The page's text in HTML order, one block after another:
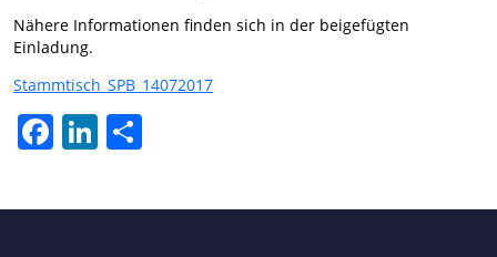
Nähere Informationen finden sich in der beigefügten
Einladung.
Stammtisch_SPB_14072017
FacebookLinkedIn